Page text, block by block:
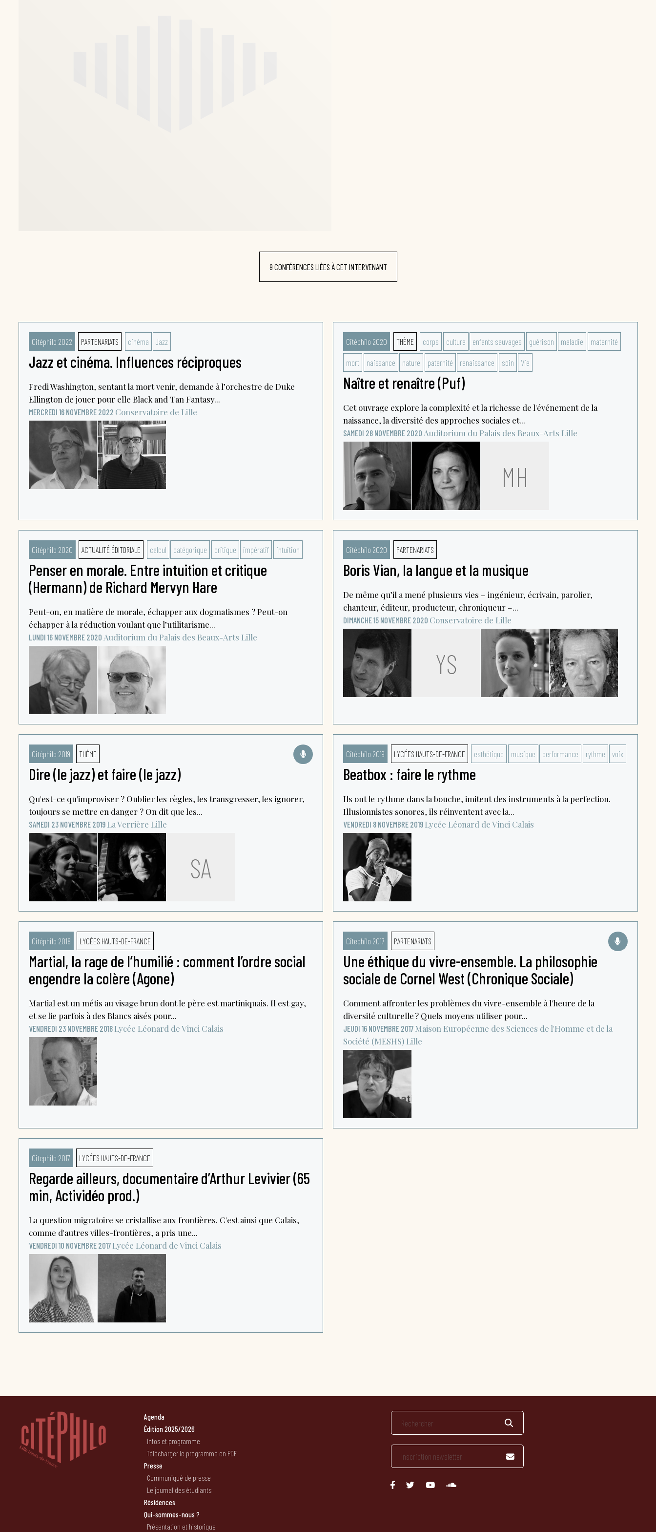
9 CONFÉRENCES LIÉES À CET INTERVENANT
Citéphilo 2022 PARTENARIATS cinéma Jazz
Jazz et cinéma. Influences réciproques
Fredi Washington, sentant la mort venir, demande à l’orchestre de Duke
Ellington de jouer pour elle Black and Tan Fantasy...
MERCREDI 16 NOVEMBRE 2022 Conservatoire de Lille
Citéphilo 2020 THÈME corps culture enfants sauvages guérison maladie maternité
mort naissance nature paternité renaissance soin Vie
Naître et renaître (Puf)
Cet ouvrage explore la complexité et la richesse de l'événement de la
naissance, la diversité des approches sociales et...
SAMEDI 28 NOVEMBRE 2020 Auditorium du Palais des Beaux-Arts Lille
MH
Citéphilo 2020 ACTUALITÉ ÉDITORIALE calcul catégorique critique impératif intuition
Penser en morale. Entre intuition et critique
(Hermann) de Richard Mervyn Hare
Peut-on, en matière de morale, échapper aux dogmatismes ? Peut-on
échapper à la réduction voulant que l’utilitarisme...
LUNDI 16 NOVEMBRE 2020 Auditorium du Palais des Beaux-Arts Lille
Citéphilo 2020 PARTENARIATS
Boris Vian, la langue et la musique
De même qu’il a mené plusieurs vies – ingénieur, écrivain, parolier,
chanteur, éditeur, producteur, chroniqueur –...
DIMANCHE 15 NOVEMBRE 2020 Conservatoire de Lille
YS
Citéphilo 2019 THÈME
Dire (le jazz) et faire (le jazz)
Qu'est-ce qu'improviser ? Oublier les règles, les transgresser, les ignorer,
toujours se mettre en danger ? On dit que les...
SAMEDI 23 NOVEMBRE 2019 La Verrière Lille
SA
Citéphilo 2019 LYCÉES HAUTS-DE-FRANCE esthétique musique performance rythme voix
Beatbox : faire le rythme
Ils ont le rythme dans la bouche, imitent des instruments à la perfection.
Illusionnistes sonores, ils réinventent avec la...
VENDREDI 8 NOVEMBRE 2019 Lycée Léonard de Vinci Calais
Citéphilo 2018 LYCÉES HAUTS-DE-FRANCE
Martial, la rage de l’humilié : comment l’ordre social
engendre la colère (Agone)
Martial est un métis au visage brun dont le père est martiniquais. Il est gay,
et se lie parfois à des Blancs aisés pour...
VENDREDI 23 NOVEMBRE 2018 Lycée Léonard de Vinci Calais
Citephilo 2017 PARTENARIATS
Une éthique du vivre-ensemble. La philosophie
sociale de Cornel West (Chronique Sociale)
Comment affronter les problèmes du vivre-ensemble à l'heure de la
diversité culturelle ? Quels moyens utiliser pour...
JEUDI 16 NOVEMBRE 2017 Maison Européenne des Sciences de l'Homme et de la
Société (MESHS) Lille
Citephilo 2017 LYCÉES HAUTS-DE-FRANCE
Regarde ailleurs, documentaire d’Arthur Levivier (65
min, Actividéo prod.)
La question migratoire se cristallise aux frontières. C'est ainsi que Calais,
comme d'autres villes-frontières, a pris une...
VENDREDI 10 NOVEMBRE 2017 Lycée Léonard de Vinci Calais
Agenda
Édition 2025/2026
Infos et programme
Télécharger le programme en PDF
Presse
Communiqué de presse
Le journal des étudiants
Résidences
Qui-sommes-nous ?
Présentation et historique